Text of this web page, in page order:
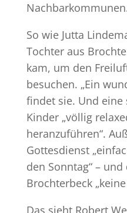
So wie Jutta
Tochter aus
kam, um den
besuchen. „Ein
findet sie. Und
Kinder „völlig
heranzuführen“.
Gottesdienst
den Sonntag“ –
Brochterbeck
Das sieht Robert